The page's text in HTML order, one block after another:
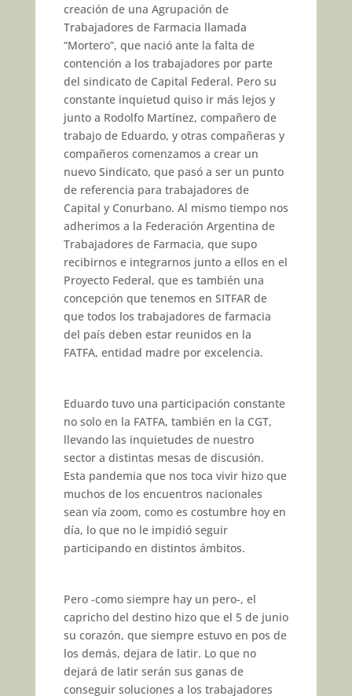
creación de una Agrupación de
Trabajadores de Farmacia llamada
“Mortero”, que nació ante la falta de
contención a los trabajadores por parte
del sindicato de Capital Federal. Pero su
constante inquietud quiso ir más lejos y
junto a Rodolfo Martínez, compañero de
trabajo de Eduardo, y otras compañeras y
compañeros comenzamos a crear un
nuevo Sindicato, que pasó a ser un punto
de referencia para trabajadores de
Capital y Conurbano. Al mismo tiempo nos
adherimos a la Federación Argentina de
Trabajadores de Farmacia, que supo
recibirnos e integrarnos junto a ellos en el
Proyecto Federal, que es también una
concepción que tenemos en SITFAR de
que todos los trabajadores de farmacia
del país deben estar reunidos en la
FATFA, entidad madre por excelencia.
Eduardo tuvo una participación constante
no solo en la FATFA, también en la CGT,
llevando las inquietudes de nuestro
sector a distintas mesas de discusión.
Esta pandemia que nos toca vivir hizo que
muchos de los encuentros nacionales
sean vía zoom, como es costumbre hoy en
día, lo que no le impidió seguir
participando en distintos ámbitos.
Pero -como siempre hay un pero-, el
capricho del destino hizo que el 5 de junio
su corazón, que siempre estuvo en pos de
los demás, dejara de latir. Lo que no
dejará de latir serán sus ganas de
conseguir soluciones a los trabajadores